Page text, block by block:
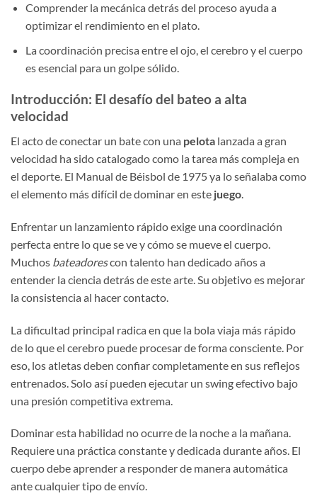
Comprender la mecánica detrás del proceso ayuda a
optimizar el rendimiento en el plato.
La coordinación precisa entre el ojo, el cerebro y el cuerpo
es esencial para un golpe sólido.
Introducción: El desafío del bateo a alta
velocidad
El acto de conectar un bate con una pelota lanzada a gran
velocidad ha sido catalogado como la tarea más compleja en
el deporte. El Manual de Béisbol de 1975 ya lo señalaba como
el elemento más difícil de dominar en este juego.
Enfrentar un lanzamiento rápido exige una coordinación
perfecta entre lo que se ve y cómo se mueve el cuerpo.
Muchos bateadorescon talento han dedicado años a
entender la ciencia detrás de este arte. Su objetivo es mejorar
la consistencia al hacer contacto.
La dificultad principal radica en que la bola viaja más rápido
de lo que el cerebro puede procesar de forma consciente. Por
eso, los atletas deben confiar completamente en sus reflejos
entrenados. Solo así pueden ejecutar un swing efectivo bajo
una presión competitiva extrema.
Dominar esta habilidad no ocurre de la noche a la mañana.
Requiere una práctica constante y dedicada durante años. El
cuerpo debe aprender a responder de manera automática
ante cualquier tipo de envío.